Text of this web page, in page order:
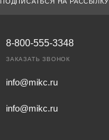
8-800-555-3348
ЗАКАЗАТЬ ЗВОНОК
info@mikc.ru
info@mikc.ru